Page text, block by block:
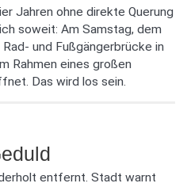
Jahren ohne direkte Querung
soweit: Am Samstag, dem
und Fußgängerbrücke in
Rahmen eines großen
Das wird los sein.
entfernt. Stadt warnt